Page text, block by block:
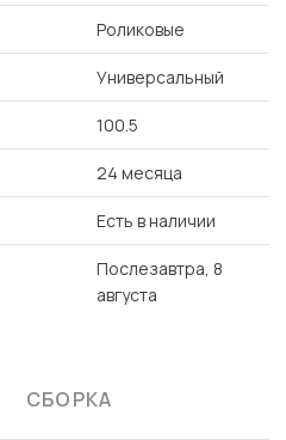
Роликовые
Универсальный
100.5
24 месяца
Есть в наличии
Послезавтра, 8
августа
СБОРКА